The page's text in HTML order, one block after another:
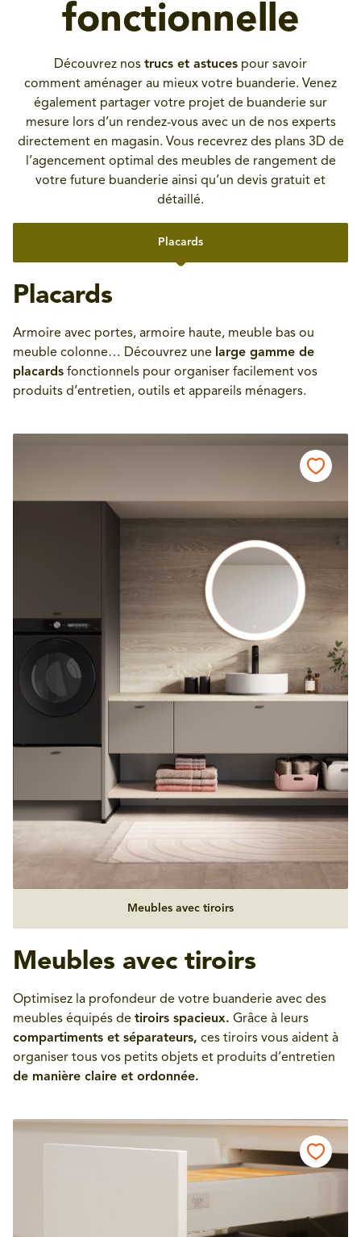
fonctionnelle
Découvrez nos trucs et astuces pour savoir
comment aménager au mieux votre buanderie. Venez
également partager votre projet de buanderie sur
mesure lors d’un rendez-vous avec un de nos experts
directement en magasin. Vous recevrez des plans 3D de
l’agencement optimal des meubles de rangement de
votre future buanderie ainsi qu’un devis gratuit et
détaillé.
Placards
Placards
Armoire avec portes, armoire haute, meuble bas ou
meuble colonne… Découvrez une large gamme de
placards fonctionnels pour organiser facilement vos
produits d’entretien, outils et appareils ménagers.
Meubles avec tiroirs
Meubles avec tiroirs
Optimisez la profondeur de votre buanderie avec des
meubles équipés de tiroirs spacieux. Grâce à leurs
compartiments et séparateurs, ces tiroirs vous aident à
organiser tous vos petits objets et produits d’entretien
de manière claire et ordonnée.